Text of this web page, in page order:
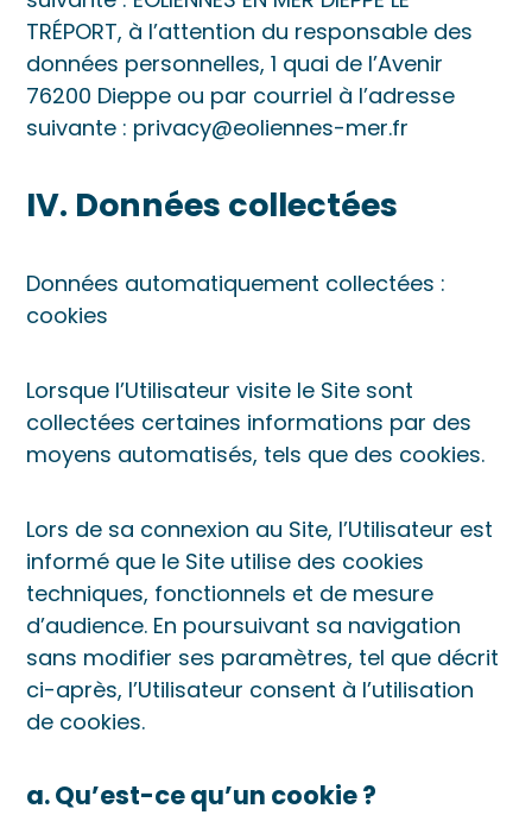
TRÉPORT, à l’attention du responsable des
données personnelles, 1 quai de l’Avenir
76200 Dieppe ou par courriel à l’adresse
suivante : privacy@eoliennes-mer.fr
IV. Données collectées
Données automatiquement collectées :
cookies
Lorsque l’Utilisateur visite le Site sont
collectées certaines informations par des
moyens automatisés, tels que des cookies.
Lors de sa connexion au Site, l’Utilisateur est
informé que le Site utilise des cookies
techniques, fonctionnels et de mesure
d’audience. En poursuivant sa navigation
sans modifier ses paramètres, tel que décrit
ci-après, l’Utilisateur consent à l’utilisation
de cookies.
a. Qu’est-ce qu’un cookie ?